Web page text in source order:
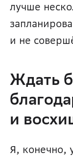
лучше
и не
Ждать
и
Я, конечно,